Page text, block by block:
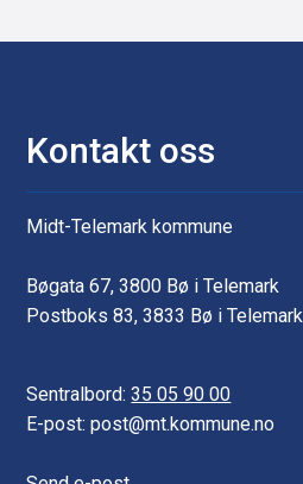
Kontakt oss
Midt-Telemark kommune
Bøgata 67, 3800 Bø i Telemark
Postboks 83, 3833 Bø i Telemark
Sentralbord:35 05 90 00
E-post: post@mt.kommune.no